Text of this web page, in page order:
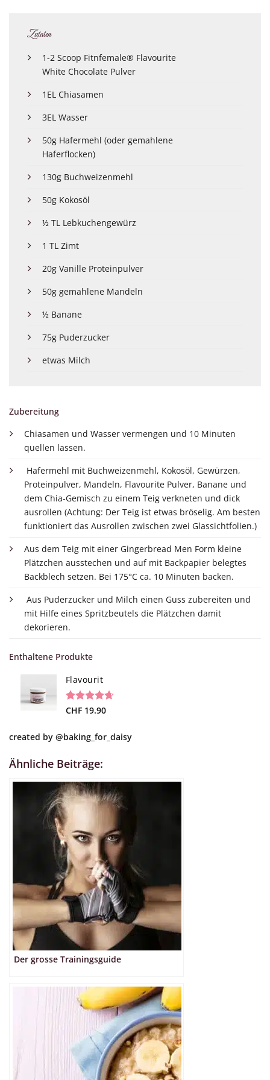
Zutaten
1-2 Scoop Fitnfemale® Flavourite
White Chocolate Pulver
1EL Chiasamen
3EL Wasser
50g Hafermehl (oder gemahlene
Haferflocken)
130g Buchweizenmehl
50g Kokosöl
½ TL Lebkuchengewürz
1 TL Zimt
20g Vanille Proteinpulver
50g gemahlene Mandeln
½ Banane
75g Puderzucker
etwas Milch
Zubereitung
Chiasamen und Wasser vermengen und 10 Minuten
quellen lassen.
Hafermehl mit Buchweizenmehl, Kokosöl, Gewürzen,
Proteinpulver, Mandeln, Flavourite Pulver, Banane und
dem Chia-Gemisch zu einem Teig verkneten und dick
ausrollen (Achtung: Der Teig ist etwas bröselig. Am besten
funktioniert das Ausrollen zwischen zwei Glassichtfolien.)
Aus dem Teig mit einer Gingerbread Men Form kleine
Plätzchen ausstechen und auf mit Backpapier belegtes
Backblech setzen. Bei 175°C ca. 10 Minuten backen.
Aus Puderzucker und Milch einen Guss zubereiten und
mit Hilfe eines Spritzbeutels die Plätzchen damit
dekorieren.
Enthaltene Produkte
Flavourit
Bewertet
basierend
19
Kundenbewertungen
CHF19.90
created by @baking_for_daisy
Ähnliche Beiträge:
Der grosse Trainingsguide